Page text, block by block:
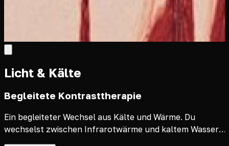
Licht & Kälte
Begleitete Kontrasttherapie
Ein begleiteter Wechsel aus Kälte und Wärme. Du
wechselst zwischen Infrarotwärme und kaltem Wasser,